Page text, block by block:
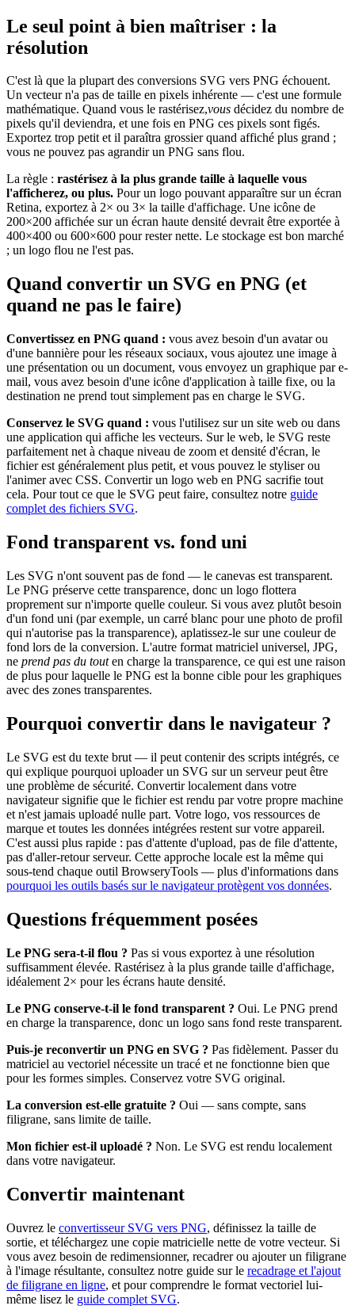
Le seul point à bien maîtriser : la
résolution
C'est là que la plupart des conversions SVG vers PNG échouent.
Un vecteur n'a pas de taille en pixels inhérente — c'est une formule
mathématique. Quand vous le rastérisez,vous décidez du nombre de
pixels qu'il deviendra, et une fois en PNG ces pixels sont figés.
Exportez trop petit et il paraîtra grossier quand affiché plus grand ;
vous ne pouvez pas agrandir un PNG sans flou.
La règle : rastérisez à la plus grande taille à laquelle vous
l'afficherez, ou plus. Pour un logo pouvant apparaître sur un écran
Retina, exportez à 2× ou 3× la taille d'affichage. Une icône de
200×200 affichée sur un écran haute densité devrait être exportée à
400×400 ou 600×600 pour rester nette. Le stockage est bon marché
; un logo flou ne l'est pas.
Quand convertir un SVG en PNG (et
quand ne pas le faire)
Convertissez en PNG quand : vous avez besoin d'un avatar ou
d'une bannière pour les réseaux sociaux, vous ajoutez une image à
une présentation ou un document, vous envoyez un graphique par e-
mail, vous avez besoin d'une icône d'application à taille fixe, ou la
destination ne prend tout simplement pas en charge le SVG.
Conservez le SVG quand : vous l'utilisez sur un site web ou dans
une application qui affiche les vecteurs. Sur le web, le SVG reste
parfaitement net à chaque niveau de zoom et densité d'écran, le
fichier est généralement plus petit, et vous pouvez le styliser ou
l'animer avec CSS. Convertir un logo web en PNG sacrifie tout
cela. Pour tout ce que le SVG peut faire, consultez notre guide
complet des fichiers SVG.
Fond transparent vs. fond uni
Les SVG n'ont souvent pas de fond — le canevas est transparent.
Le PNG préserve cette transparence, donc un logo flottera
proprement sur n'importe quelle couleur. Si vous avez plutôt besoin
d'un fond uni (par exemple, un carré blanc pour une photo de profil
qui n'autorise pas la transparence), aplatissez-le sur une couleur de
fond lors de la conversion. L'autre format matriciel universel, JPG,
ne prend pas du touten charge la transparence, ce qui est une raison
de plus pour laquelle le PNG est la bonne cible pour les graphiques
avec des zones transparentes.
Pourquoi convertir dans le navigateur ?
Le SVG est du texte brut — il peut contenir des scripts intégrés, ce
qui explique pourquoi uploader un SVG sur un serveur peut être
une problème de sécurité. Convertir localement dans votre
navigateur signifie que le fichier est rendu par votre propre machine
et n'est jamais uploadé nulle part. Votre logo, vos ressources de
marque et toutes les données intégrées restent sur votre appareil.
C'est aussi plus rapide : pas d'attente d'upload, pas de file d'attente,
pas d'aller-retour serveur. Cette approche locale est la même qui
sous-tend chaque outil BrowseryTools — plus d'informations dans
pourquoi les outils basés sur le navigateur protègent vos données.
Questions fréquemment posées
Le PNG sera-t-il flou ? Pas si vous exportez à une résolution
suffisamment élevée. Rastérisez à la plus grande taille d'affichage,
idéalement 2× pour les écrans haute densité.
Le PNG conserve-t-il le fond transparent ? Oui. Le PNG prend
en charge la transparence, donc un logo sans fond reste transparent.
Puis-je reconvertir un PNG en SVG ? Pas fidèlement. Passer du
matriciel au vectoriel nécessite un tracé et ne fonctionne bien que
pour les formes simples. Conservez votre SVG original.
La conversion est-elle gratuite ? Oui — sans compte, sans
filigrane, sans limite de taille.
Mon fichier est-il uploadé ? Non. Le SVG est rendu localement
dans votre navigateur.
Convertir maintenant
Ouvrez le convertisseur SVG vers PNG, définissez la taille de
sortie, et téléchargez une copie matricielle nette de votre vecteur. Si
vous avez besoin de redimensionner, recadrer ou ajouter un filigrane
à l'image résultante, consultez notre guide sur le recadrage et l'ajout
de filigrane en ligne, et pour comprendre le format vectoriel lui-
même lisez le guide complet SVG.